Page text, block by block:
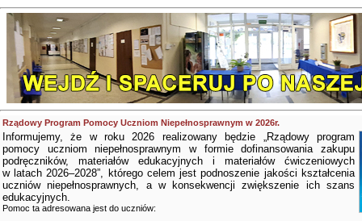
Rządowy Program Pomocy Uczniom Niepełnosprawnym w 2026r.
Informujemy, że w roku 2026 realizowany będzie „Rządowy program
pomocy uczniom niepełnosprawnym w formie dofinansowania zakupu
podręczników, materiałów edukacyjnych i materiałów ćwiczeniowych
w latach 2026–2028”, którego celem jest podnoszenie jakości kształcenia
uczniów niepełnosprawnych, a w konsekwencji zwiększenie ich szans
edukacyjnych.
Pomoc ta adresowana jest do uczniów: